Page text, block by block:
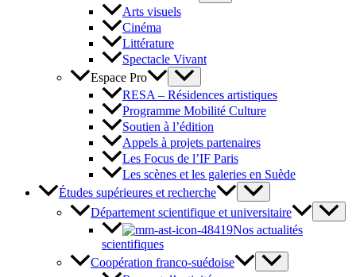
Arts visuels
Cinéma
Littérature
Spectacle Vivant
Espace Pro
RESA – Résidences artistiques
Programme Mobilité Culture
Soutien à l’édition
Appels à projets partenaires
Les Focus de l’IF Paris
Les scènes et les galeries en Suède
Études supérieures et recherche
Département scientifique et universitaire
Nos actualités
scientifiques
Coopération franco-suédoise